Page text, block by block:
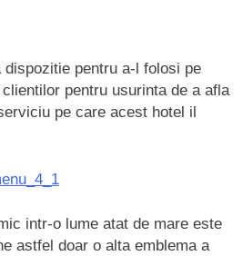
pentru a-l folosi pe
pentru usurinta de a afla
pe care acest hotel il
intr-o lume atat de mare este
astfel doar o alta emblema a